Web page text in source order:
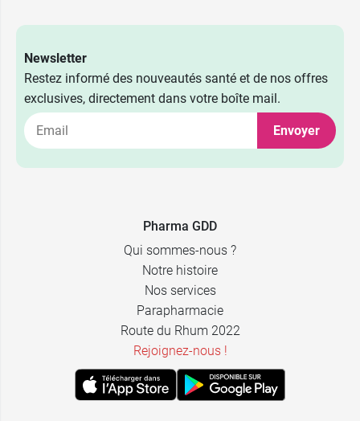
11,99 €
Newsletter
Restez informé des nouveautés santé et de nos offres
exclusives, directement dans votre boîte mail.
Envoyer
Pharma GDD
Qui sommes-nous ?
Notre histoire
Nos services
Parapharmacie
Route du Rhum 2022
Rejoignez-nous !